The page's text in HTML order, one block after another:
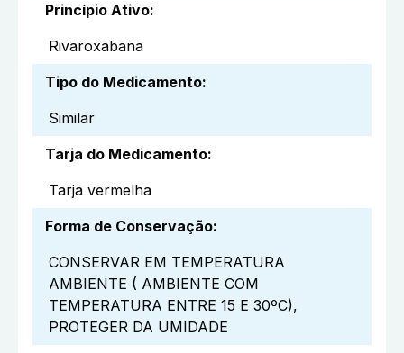
Princípio Ativo:
Rivaroxabana
Tipo do Medicamento:
Similar
Tarja do Medicamento:
Tarja vermelha
Forma de Conservação:
CONSERVAR EM TEMPERATURA
AMBIENTE ( AMBIENTE COM
TEMPERATURA ENTRE 15 E 30ºC),
PROTEGER DA UMIDADE